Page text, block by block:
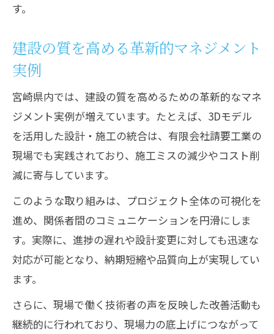
建設現場の変化に柔軟に対応する力とは
建設業界の課題と今後のマネジメント展
望
現場力向上へ導く課題解決型の建設管理
す。
建設の質を高める革新的マネジメント
実例
宮崎県内では、建設の質を高めるための革新的なマネ
ジメント実例が増えています。たとえば、3Dモデル
を活用した設計・施工の統合は、有限会社請要工業の
現場でも実践されており、施工ミスの減少やコスト削
減に寄与しています。
このような取り組みは、プロジェクト全体の可視化を
進め、関係者間のコミュニケーションを円滑にしま
す。実際に、進捗の遅れや設計変更に対しても迅速な
対応が可能となり、納期短縮や品質向上が実現してい
ます。
さらに、現場で働く技術者の声を反映した改善活動も
継続的に行われており、現場力の底上げにつながって